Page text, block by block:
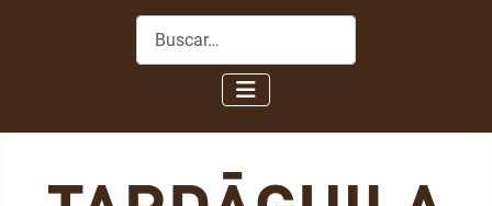
Buscar